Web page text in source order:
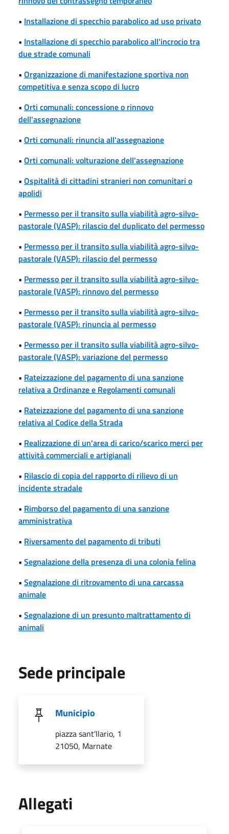
• Installazione di specchio parabolico ad uso privato
• Installazione di specchio parabolico all'incrocio tra
due strade comunali
• Organizzazione di manifestazione sportiva non
competitiva e senza scopo di lucro
• Orti comunali: concessione o rinnovo
dell'assegnazione
• Orti comunali: rinuncia all'assegnazione
• Orti comunali: volturazione dell'assegnazione
• Ospitalità di cittadini stranieri non comunitari o
apolidi
• Permesso per il transito sulla viabilità agro-silvo-
pastorale (VASP): rilascio del duplicato del permesso
• Permesso per il transito sulla viabilità agro-silvo-
pastorale (VASP): rilascio del permesso
• Permesso per il transito sulla viabilità agro-silvo-
pastorale (VASP): rinnovo del permesso
• Permesso per il transito sulla viabilità agro-silvo-
pastorale (VASP): rinuncia al permesso
• Permesso per il transito sulla viabilità agro-silvo-
pastorale (VASP): variazione del permesso
• Rateizzazione del pagamento di una sanzione
relativa a Ordinanze e Regolamenti comunali
• Rateizzazione del pagamento di una sanzione
relativa al Codice della Strada
• Realizzazione di un'area di carico/scarico merci per
attività commerciali e artigianali
• Rilascio di copia del rapporto di rilievo di un
incidente stradale
• Rimborso del pagamento di una sanzione
amministrativa
• Riversamento del pagamento di tributi
• Segnalazione della presenza di una colonia felina
• Segnalazione di ritrovamento di una carcassa
animale
• Segnalazione di un presunto maltrattamento di
animali
Sede principale
Municipio
piazza sant'Ilario, 1
21050, Marnate
Allegati